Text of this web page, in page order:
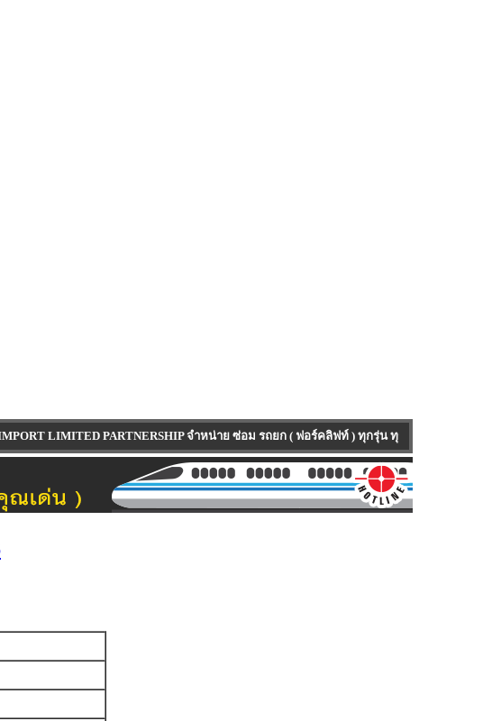
LIMITED PARTNERSHIP จำหน่าย ซ่อม รถยก ( ฟอร์คลิฟท์ ) ทุกรุ่น ทุกยี่ห้อ ทุกคันเป็นรถนำ